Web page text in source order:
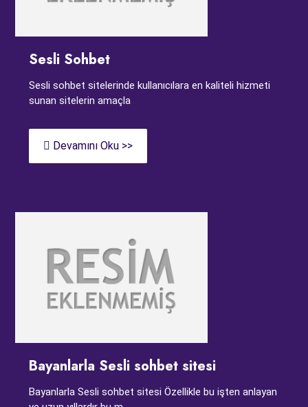
Sesli Sohbet
Sesli sohbet sitelerinde kullanıcılara en kaliteli hizmeti
sunan sitelerin amaçla
Devamını Oku >>
Bayanlarla Sesli sohbet sitesi
Bayanlarla Sesli sohbet sitesi Özellikle bu işten anlayan